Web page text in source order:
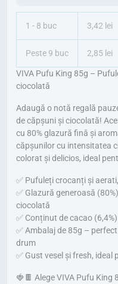
n
ț
a
l
a
o
t
3
,
c
u
e
t
e
s
e
3
4
2
1 - 8 buc 3,42 lei
Peste 9 buc 2,85 lei
VIVA Pufu King 85g –
ciocolată
Adaugă o notă regală
de căpșuni și ciocolată!
cu 80% glazură fină și
căpșunilor cu intensitatea
colorat și delicios, ideal
✅ Pufuleți crocanți și
✅ Glazură generoasă
ciocolată
✅ Conținut de cacao
✅ Ambalaj de 85g –
drum
✅ Gust vesel și fresh,
🍓🍫 Alege VIVA Pufu King